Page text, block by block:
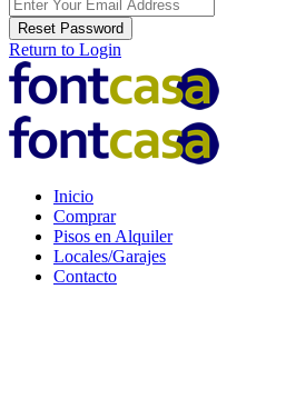
Reset Password
Return to Login
Inicio
Comprar
Pisos en Alquiler
Locales/Garajes
Contacto